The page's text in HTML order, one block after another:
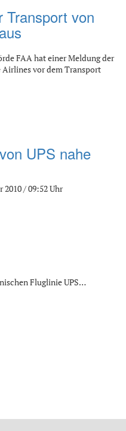
Transport von
FAA hat einer Meldung der
vor dem Transport
UPS nahe
/ 09:52 Uhr
Fluglinie UPS…